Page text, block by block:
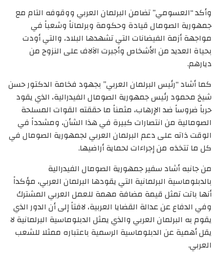
وأكد “العسومي” تضامن البرلمان العربي ووقوفه التام مع
جمهورية الصومال قيادة وحكومة وبرلماناً وشعباً في
مواجهة أزمة الفيضانات التي تشهدها البلاد، والتي أودت
بحياة العديد من الأشخاص وأجبرت الآلاف على النزوح من
ديارهم.
كما أشاد “رئيس البرلمان العربي” بجهود فخامة الدكتور حسن
شيخ محمود رئيس جمهورية الصومال الفيدرالية، الذي يقود
حرباً ضروساً ضد الإرهاب، مثمناً ما حققته القوات المسلحة
الصومالية من انتصارات كبيرة في هذا الشأن، ومشدداً في
الوقت ذاته على دعم البرلمان العربي لجمهورية الصومال في
كل ما تتخذه من إجراءات لحماية أراضيها.
من جانبه أشاد سفير جمهورية الصومال الفيدرالية
بالدبلوماسية البرلمانية التي يقودها البرلمان العربي، مؤكداً
أنها باتت تمثل قيمة مضافة مهمة للعمل العربي المشترك
وفي الدفاع عن عدالة القضايا العربية، لافتاً إلى أن الدور الذي
يقوم به البرلمان العربي والذي يمثل الدبلوماسية البرلمانية لا
يقل أهمية عن الدبلوماسية الرسمية باعتباره ممثلا للشعب
العربي.